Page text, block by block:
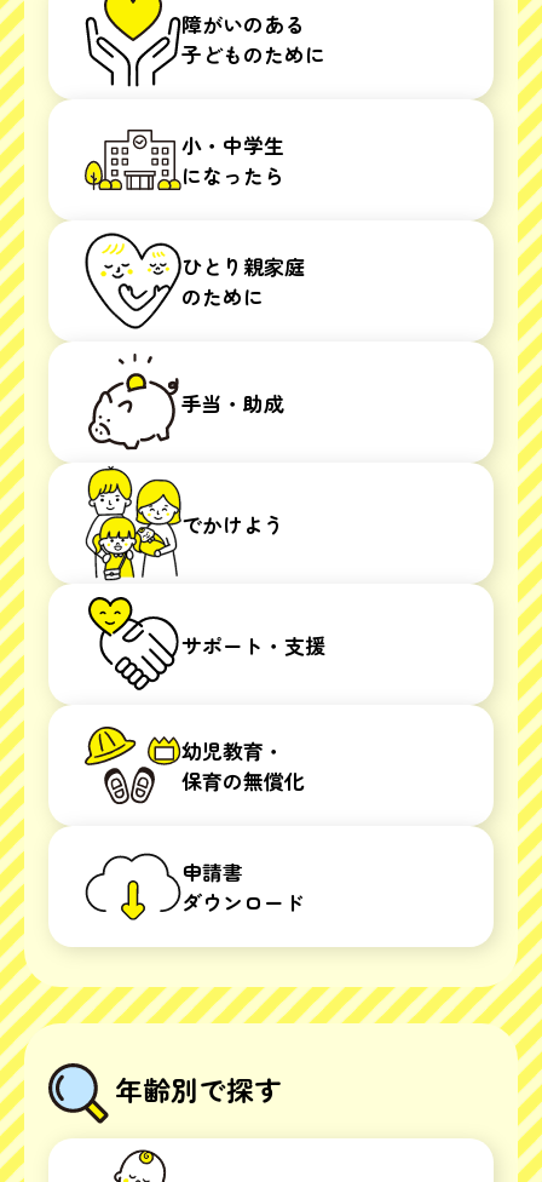
障がいのある
子どものために
小・中学生
になったら
ひとり親家庭
のために
手当・助成
でかけよう
サポート・支援
幼児教育・
保育の無償化
申請書
ダウンロード
年齢別で探す